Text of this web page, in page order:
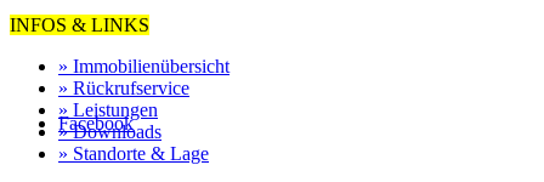
Facebook
INFOS & LINKS
» Immobilienübersicht
» Rückrufservice
» Leistungen
» Downloads
» Standorte & Lage